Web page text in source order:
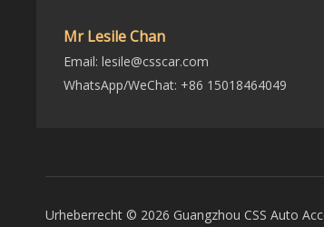
Mr Lesile Chan
Email: lesile@csscar.com
WhatsApp/WeChat: +86 15018464049
Urheberrecht © 2026 Guangzhou CSS Auto